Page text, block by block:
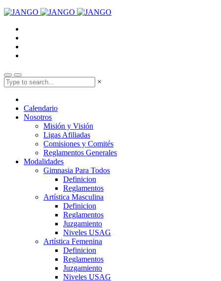
×
Calendario
Nosotros
Misión y Visión
Ligas Afiliadas
Comisiones y Comités
Reglamentos Generales
Modalidades
Gimnasia Para Todos
Definicion
Reglamentos
Artística Masculina
Definicion
Reglamentos
Juzgamiento
Niveles USAG
Artística Femenina
Definicion
Reglamentos
Juzgamiento
Niveles USAG